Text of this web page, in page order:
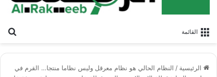
القائمة
الرئيسية / النظام الحالي هو نظام معرقل وليس نظاما منتجا… القرم في